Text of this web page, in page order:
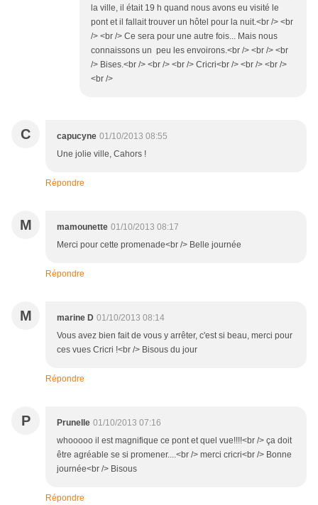
la ville, il était 19 h quand nous avons eu visité le
pont et il fallait trouver un hôtel pour la nuit.<br /> <br
/> <br /> Ce sera pour une autre fois... Mais nous
connaissons un peu les envoirons.<br /> <br /> <br
/> Bises.<br /> <br /> <br /> Cricri<br /> <br /> <br />
<br />
C capucyne 01/10/2013 08:55
Une jolie ville, Cahors !
Répondre
M mamounette 01/10/2013 08:17
Merci pour cette promenade<br /> Belle journée
Répondre
M marine D 01/10/2013 08:14
Vous avez bien fait de vous y arrêter, c'est si beau, merci pour
ces vues Cricri !<br /> Bisous du jour
Répondre
P Prunelle 01/10/2013 07:16
whooooo il est magnifique ce pont et quel vue!!!!<br /> ça doit
être agréable se si promener....<br /> merci cricri<br /> Bonne
journée<br /> Bisous
Répondre